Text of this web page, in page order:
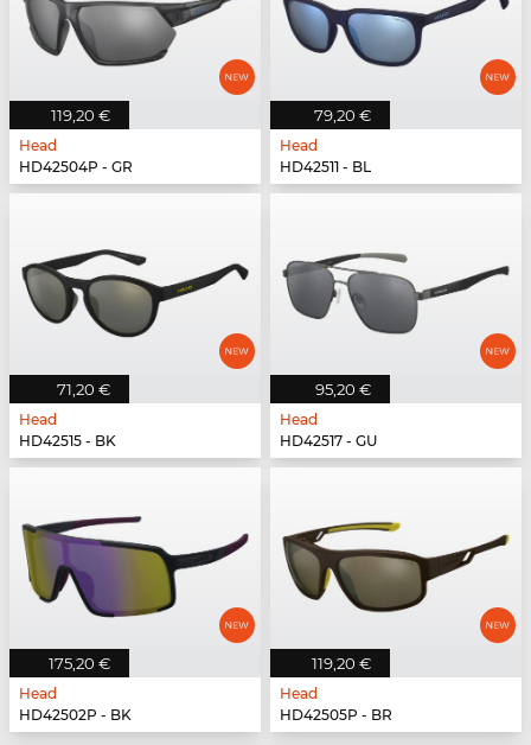
119,20 €
Head
HD42504P - GR
79,20 €
Head
HD42511 - BL
71,20 €
Head
HD42515 - BK
95,20 €
Head
HD42517 - GU
175,20 €
Head
HD42502P - BK
119,20 €
Head
HD42505P - BR